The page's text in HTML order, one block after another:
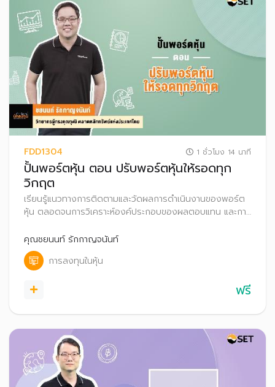
FDD1304 1 ชั่วโมง 14 นาที
ปั้นพอร์ตหุ้น ตอน ปรับพอร์ตหุ้นให้รอดทุก
วิกฤต
เรียนรู้แนวทางการติดตามและวัดผลการดำเนินงานของพอร์ต
หุ้น ตลอดจนการวิเคราะห์องค์ประกอบของผลตอบแทน และการ
คุณชยนนท์ รักกาญจนันท์
การลงทุนในหุ้น
ฟรี